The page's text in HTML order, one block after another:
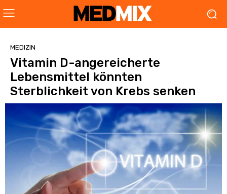
MEDIZIN
Vitamin D-angereicherte
Lebensmittel könnten
Sterblichkeit von Krebs senken